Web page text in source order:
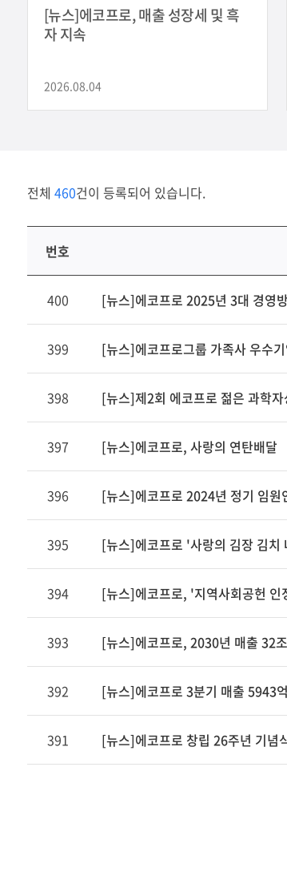
[뉴스]에코프로, 매출 성장세 및 흑
자 지속
2026.08.04
전체 460건이 등록되어 있습니다.
파
테
작
자,
수,
공
번호
400 [뉴스]에코프로 2025년 3대 경영
399 [뉴스]에코프로그룹 가족사 우수
398 [뉴스]제2회 에코프로 젊은 과학
397 [뉴스]에코프로, 사랑의 연탄배달
396 [뉴스]에코프로 2024년 정기 임원
395 [뉴스]에코프로 '사랑의 김장 김치
394 [뉴스]에코프로, '지역사회공헌 인
393 [뉴스]에코프로, 2030년 매출 32
392 [뉴스]에코프로 3분기 매출 5943
391 [뉴스]에코프로 창립 26주년 기념